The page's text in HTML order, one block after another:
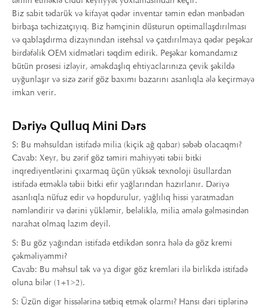
Biz sabit tədarük və kifayət qədər inventar təmin edən mənbədən
birbaşa təchizatçıyıq. Biz həmçinin düsturun optimallaşdırılması
və qablaşdırma dizaynından istehsal və çatdırılmaya qədər peşəkar
birdəfəlik OEM xidmətləri təqdim edirik. Peşəkar komandamız
bütün prosesi izləyir, əməkdaşlıq ehtiyaclarınıza çevik şəkildə
uyğunlaşır və sizə zərif göz baxımı bazarını asanlıqla ələ keçirməyə
imkan verir.
Dəriyə Qulluq Mini Dərs
S: Bu məhsuldan istifadə milia (kiçik ağ qabar) səbəb olacaqmı?
Cavab: Xeyr, bu zərif göz təmiri mahiyyəti təbii bitki
inqrediyentlərini çıxarmaq üçün yüksək texnoloji üsullardan
istifadə etməklə təbii bitki efir yağlarından hazırlanır. Dəriyə
asanlıqla nüfuz edir və hopdurulur, yağlılıq hissi yaratmadan
nəmləndirir və dərini yükləmir, beləliklə, milia əmələ gəlməsindən
narahat olmaq lazım deyil.
S: Bu göz yağından istifadə etdikdən sonra hələ də göz kremi
çəkməliyəmmi?
Cavab: Bu məhsul tək və ya digər göz kremləri ilə birlikdə istifadə
oluna bilər (1+1>2).
S: Üzün digər hissələrinə tətbiq etmək olarmı? Hansı dəri tiplərinə